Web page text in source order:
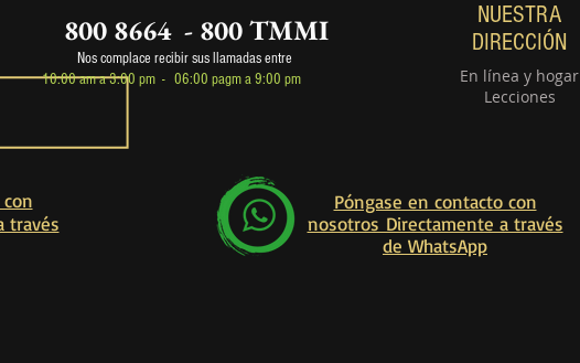
800 8664 - 800 TMMI
Nos complace recibir sus llamadas entre
10:00 am a 3:00 pm - 06:00 pagm a 9:00 pm
NUESTRA
DIRECCIÓN
En línea y hogar
Lecciones
través
Póngase en contacto con
nosotros Directamente a través
de WhatsApp